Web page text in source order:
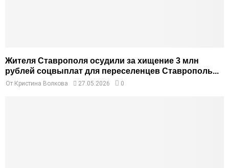
Жителя Ставрополя осудили за хищение 3 млн
рублей соцвыплат для переселенцев Ставрополь...
От Кристина Волкова 27.05.2026 0